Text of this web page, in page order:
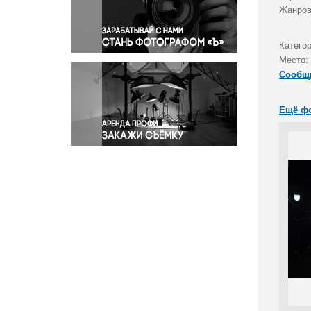
Правосудие
Происшествия и конфликты
Религия
Светская жизнь
Спорт
Экология
Экономика и бизнес
Место:
Ещё